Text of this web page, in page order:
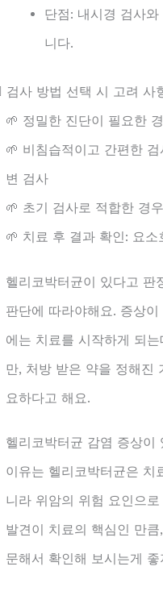
단점: 내시경 검사
니다.
검사 방법 선택 시 고려 사
🌱 정밀한 진단이 필요한
🌱 비침습적이고 간편한
변 검사
🌱 초기 검사로 적합한 경
🌱 치료 후 결과 확인: 요
헬리코박터균이 있다고 판
판단에 따라야해요. 증상
에는 치료를 시작하게 되
만, 처방 받은 약을 정해진
요하다고 해요.
헬리코박터균 감염 증상이
이유는 헬리코박터균은 치
니라 위암의 위험 요인으
발견이 치료의 핵심인 만
문해서 확인해 보시는게